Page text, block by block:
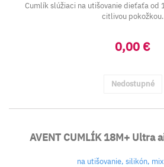
Cumlík slúžiaci na utišovanie dieťaťa od
citlivou pokožkou.
0,00 €
Nedostupné
AVENT CUMLÍK 18M+ Ultra
na utišovanie, silikón,